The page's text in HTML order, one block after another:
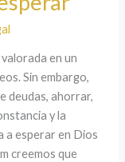
en un
Sin embargo,
deudas, ahorrar,
y la
a esperar en Dios
creemos que